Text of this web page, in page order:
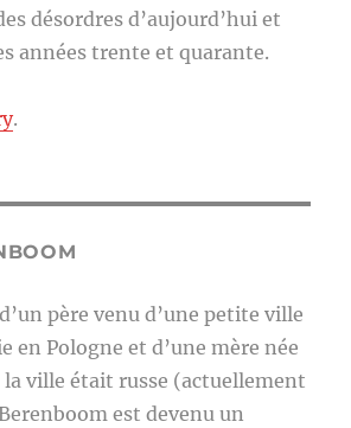
désordres d’aujourd’hui et
années trente et quarante.
.
père venu d’une petite ville
en Pologne et d’une mère née
la ville était russe (actuellement
est devenu un